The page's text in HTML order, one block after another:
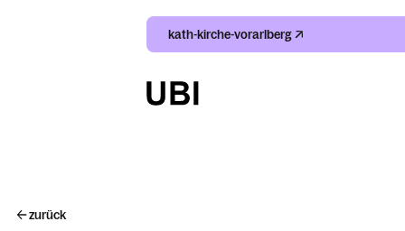
kath-kirche-vorarlberg
zurück